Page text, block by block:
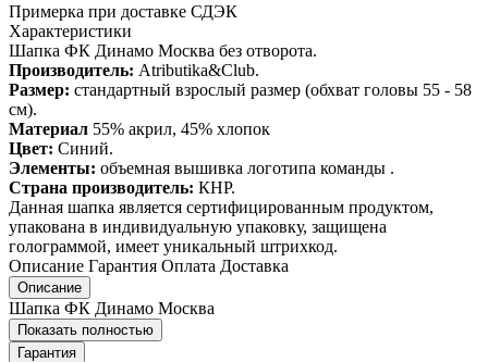
Примерка при доставке СДЭК
Характеристики
Шапка ФК Динамо Москва без отворота.
Производитель: Atributika&Club.
Размер: стандартный взрослый размер (обхват головы 55 - 58
см).
Материал 55% акрил, 45% хлопок
Цвет: Синий.
Элементы: объемная вышивка логотипа команды .
Страна производитель: КНР.
Данная шапка является сертифицированным продуктом,
упакована в индивидуальную упаковку, защищена
голограммой, имеет уникальный штрихкод.
Описание Гарантия Оплата Доставка
Описание
Шапка ФК Динамо Москва
Показать полностью
Гарантия